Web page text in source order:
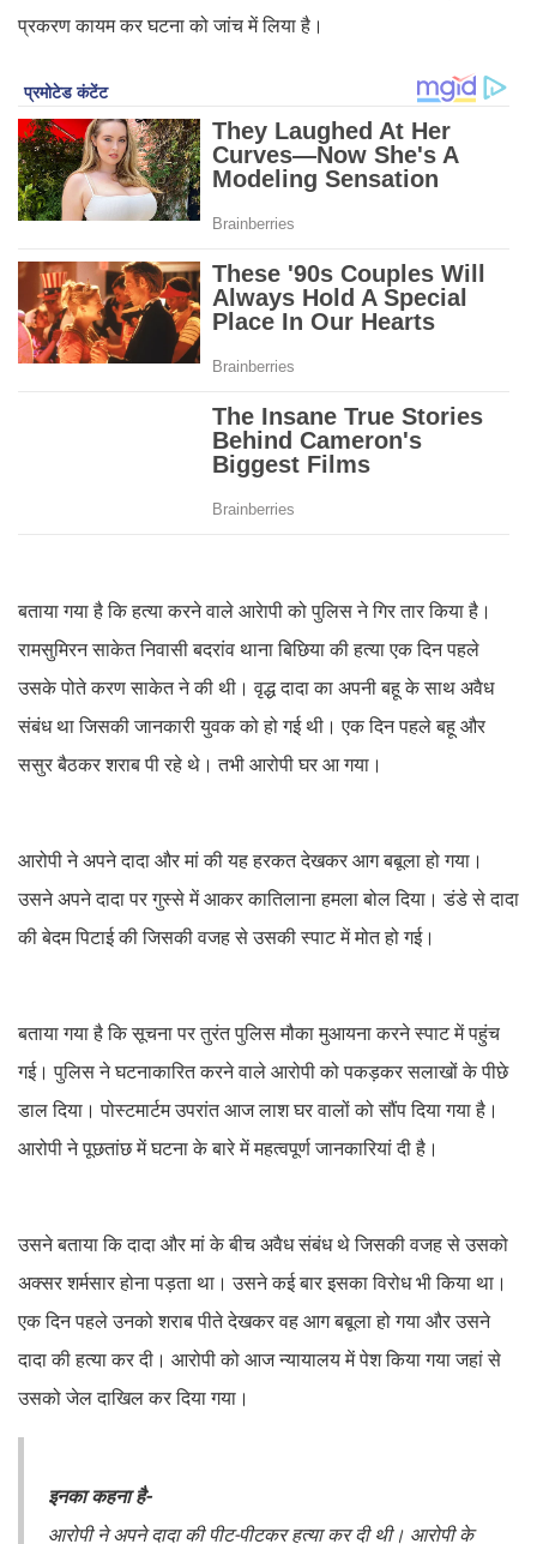
प्रकरण कायम कर घटना को जांच में लिया है।
बताया गया है कि हत्या करने वाले आरेापी को पुलिस ने गिर तार किया है।
रामसुमिरन साकेत निवासी बदरांव थाना बिछिया की हत्या एक दिन पहले
उसके पोते करण साकेत ने की थी। वृद्ध दादा का अपनी बहू के साथ अवैध
संबंध था जिसकी जानकारी युवक को हो गई थी। एक दिन पहले बहू और
ससुर बैठकर शराब पी रहे थे। तभी आरोपी घर आ गया।
आरोपी ने अपने दादा और मां की यह हरकत देखकर आग बबूला हो गया।
उसने अपने दादा पर गुस्से में आकर कातिलाना हमला बोल दिया। डंडे से दादा
की बेदम पिटाई की जिसकी वजह से उसकी स्पाट में मोत हो गई।
बताया गया है कि सूचना पर तुरंत पुलिस मौका मुआयना करने स्पाट में पहुंच
गई। पुलिस ने घटनाकारित करने वाले आरोपी को पकड़कर सलाखों के पीछे
डाल दिया। पोस्टमार्टम उपरांत आज लाश घर वालों को सौंप दिया गया है।
आरोपी ने पूछतांछ में घटना के बारे में महत्वपूर्ण जानकारियां दी है।
उसने बताया कि दादा और मां के बीच अवैध संबंध थे जिसकी वजह से उसको
अक्सर शर्मसार होना पड़ता था। उसने कई बार इसका विरोध भी किया था।
एक दिन पहले उनको शराब पीते देखकर वह आग बबूला हो गया और उसने
दादा की हत्या कर दी। आरोपी को आज न्यायालय में पेश किया गया जहां से
उसको जेल दाखिल कर दिया गया।
इनका कहना है-
आरोपी ने अपने दादा की पीट-पीटकर हत्या कर दी थी। आरोपी के